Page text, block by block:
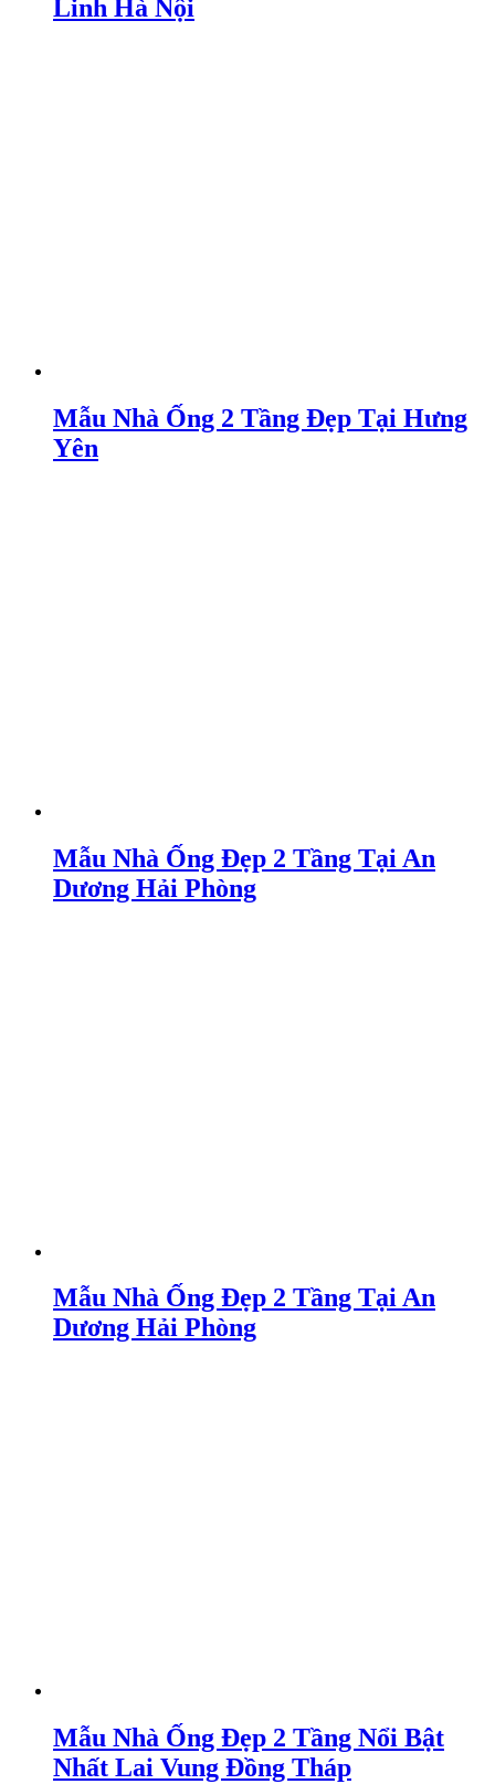
Linh Hà Nội
Mẫu Nhà Ống 2 Tầng Đẹp Tại Hưng
Yên
Mẫu Nhà Ống Đẹp 2 Tầng Tại An
Dương Hải Phòng
Mẫu Nhà Ống Đẹp 2 Tầng Tại An
Dương Hải Phòng
Mẫu Nhà Ống Đẹp 2 Tầng Nổi Bật
Nhất Lai Vung Đồng Tháp